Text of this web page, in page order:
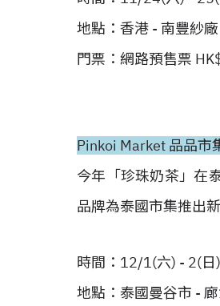
地點：香港 - 南豐紗廠
門票：網路預售票
Pinkoi Market 品品市
今年「珍珠奶茶」在
品牌為泰國市集推出
時間：12/1(六) - 2(日)
地點：泰國曼谷市 -